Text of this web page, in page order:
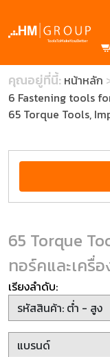
คุณอยู่ที่นี้: หน้าหลัก
6 Fastening tools
65 Torque Tools,
65 Torque
ทอร์คและเครื่
เรียงลำดับ: